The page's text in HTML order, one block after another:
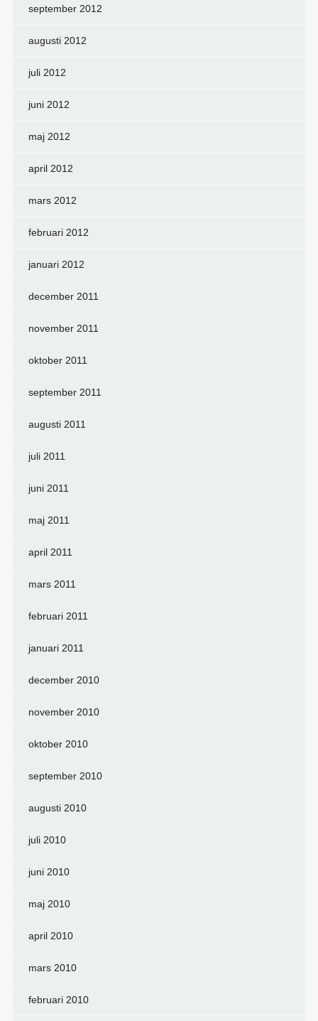
september 2012
augusti 2012
juli 2012
juni 2012
maj 2012
april 2012
mars 2012
februari 2012
januari 2012
december 2011
november 2011
oktober 2011
september 2011
augusti 2011
juli 2011
juni 2011
maj 2011
april 2011
mars 2011
februari 2011
januari 2011
december 2010
november 2010
oktober 2010
september 2010
augusti 2010
juli 2010
juni 2010
maj 2010
april 2010
mars 2010
februari 2010